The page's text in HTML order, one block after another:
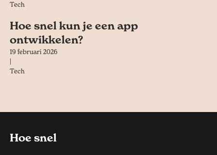
Tech
Hoe snel kun je een app
ontwikkelen?
19 februari 2026
Tech
Hoe snel